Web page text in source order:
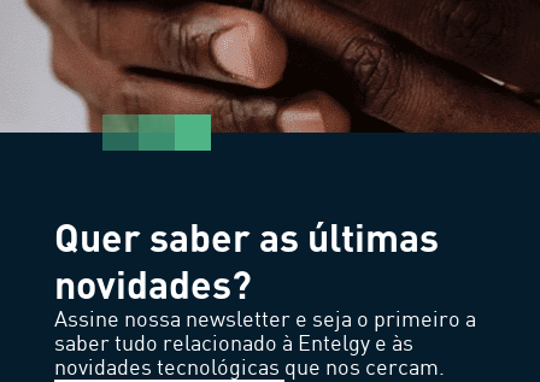
Quer saber as últimas
novidades?
Assine nossa newsletter e seja o primeiro a
saber tudo relacionado à Entelgy e às
novidades tecnológicas que nos cercam.